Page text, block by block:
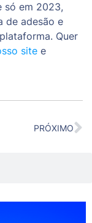
só em 2023,
de adesão e
Quer
site e
PRÓXIMO